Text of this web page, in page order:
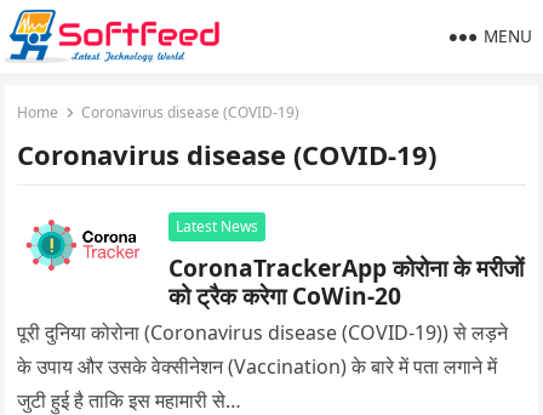
MENU
Home Coronavirus disease (COVID-19)
Coronavirus disease (COVID-19)
Latest News
CoronaTrackerApp कोरोना के मरीजों
को ट्रैक करेगा CoWin-20
पूरी दुनिया कोरोना (Coronavirus disease (COVID-19)) से लड़ने
के उपाय और उसके वेक्सीनेशन (Vaccination) के बारे में पता लगाने में
जुटी हुई है ताकि इस महामारी से…